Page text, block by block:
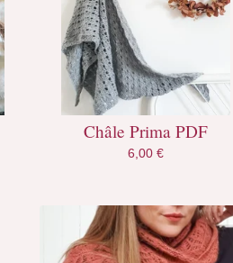
Châle Prima PDF
6,00 €